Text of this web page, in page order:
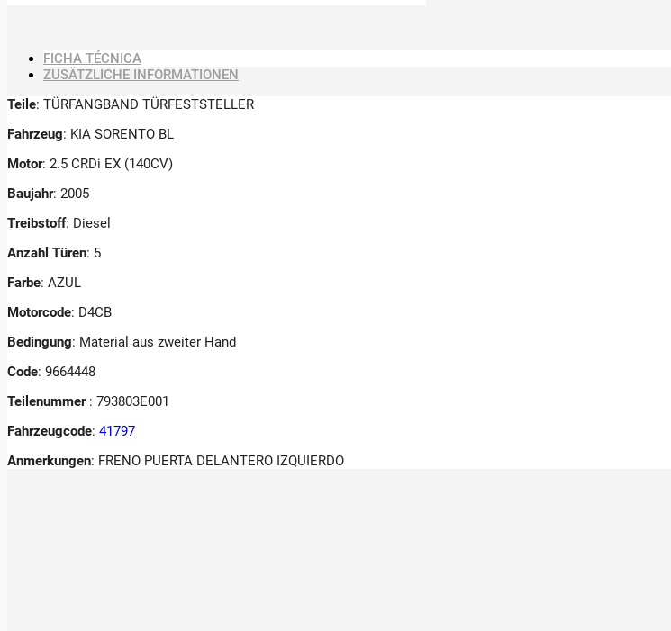
FICHA TÉCNICA
ZUSÄTZLICHE INFORMATIONEN
Teile: TÜRFANGBAND TÜRFESTSTELLER
Fahrzeug: KIA SORENTO BL
Motor: 2.5 CRDi EX (140CV)
Baujahr: 2005
Treibstoff: Diesel
Anzahl Türen: 5
Farbe: AZUL
Motorcode: D4CB
Bedingung: Material aus zweiter Hand
Code: 9664448
Teilenummer : 793803E001
Fahrzeugcode: 41797
Anmerkungen: FRENO PUERTA DELANTERO IZQUIERDO